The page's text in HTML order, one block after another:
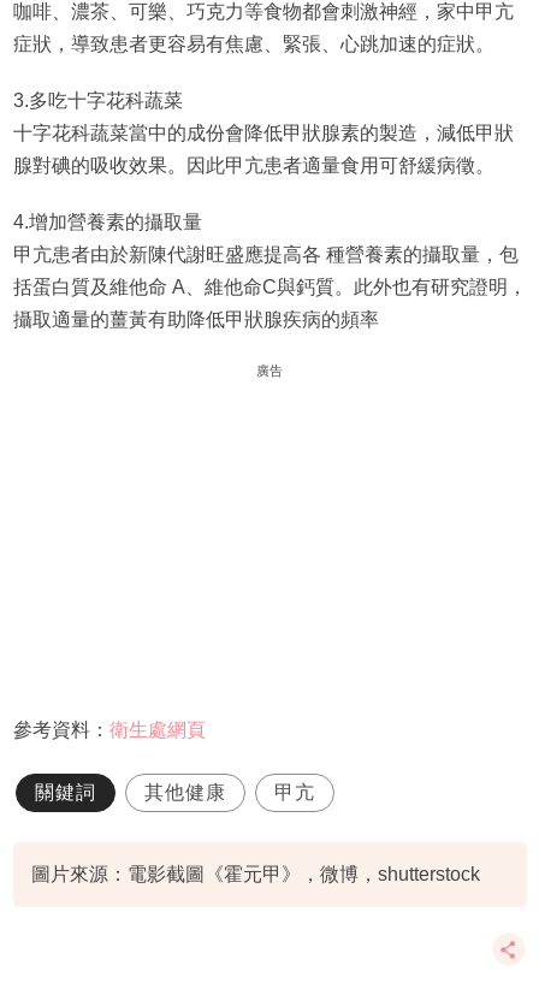
咖啡、濃茶、可樂、巧克力等食物都會刺激神經，家中甲亢
症狀，導致患者更容易有焦慮、緊張、心跳加速的症狀。
3.多吃十字花科蔬菜
十字花科蔬菜當中的成份會降低甲狀腺素的製造，減低甲狀
腺對碘的吸收效果。因此甲亢患者適量食用可舒緩病徵。
4.增加營養素的攝取量
甲亢患者由於新陳代謝旺盛應提高各 種營養素的攝取量，包
括蛋白質及維他命 A、維他命C與鈣質。此外也有研究證明，
攝取適量的薑黃有助降低甲狀腺疾病的頻率
廣告
參考資料： 衛生處網頁
關鍵詞 其他健康 甲亢
圖片來源：電影截圖《霍元甲》，微博，shutterstock